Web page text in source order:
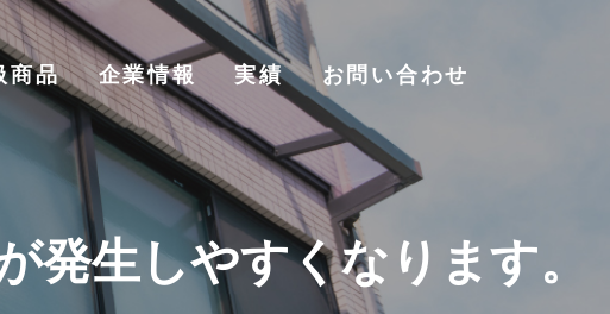
生しやすくなります。
商品 企業情報 実績 お問い合わせ